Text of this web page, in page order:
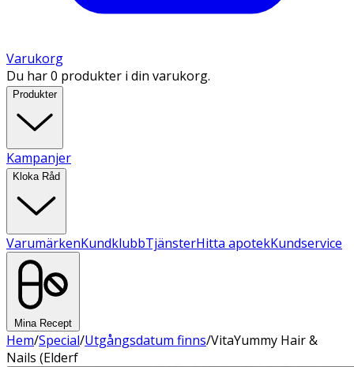
Varukorg
Du har 0 produkter i din varukorg.
Produkter
Kampanjer
Kloka Råd
VarumärkenKundklubbTjänsterHitta apotekKundservice
Mina Recept
Hem/Special/Utgångsdatum finns/VitaYummy Hair &
Nails (Elderf